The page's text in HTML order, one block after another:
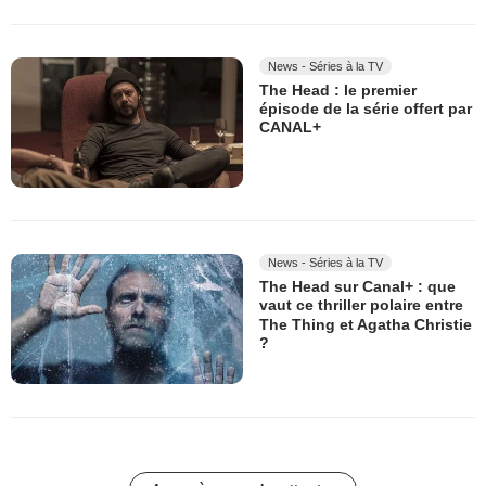
News - Séries à la TV
The Head : le premier
épisode de la série offert par
CANAL+
News - Séries à la TV
The Head sur Canal+ : que
vaut ce thriller polaire entre
The Thing et Agatha Christie
?